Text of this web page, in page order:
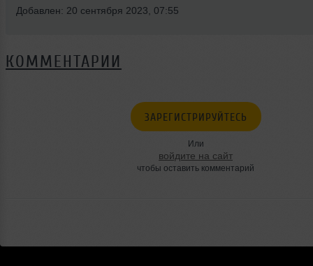
Добавлен: 20 сентября 2023, 07:55
КОММЕНТАРИИ
ЗАРЕГИСТРИРУЙТЕСЬ
Или
войдите на сайт
чтобы оставить комментарий